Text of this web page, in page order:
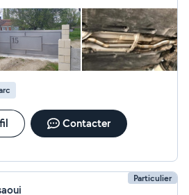
Contacter
Particulier